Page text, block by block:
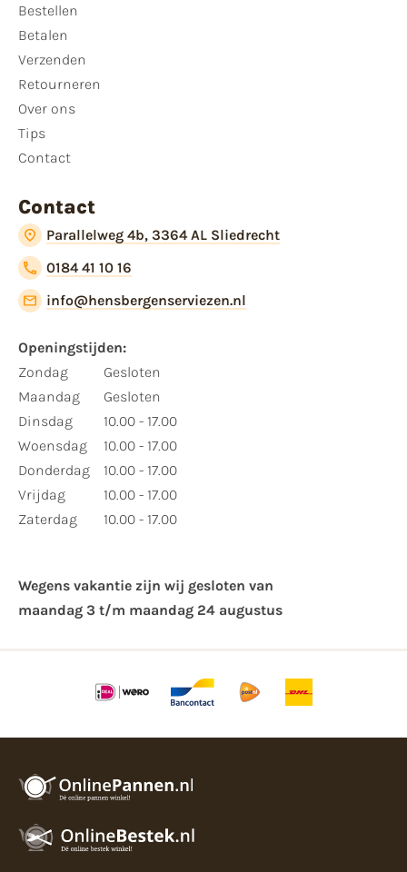
Bestellen
Betalen
Verzenden
Retourneren
Over ons
Tips
Contact
Contact
Parallelweg 4b, 3364 AL Sliedrecht
0184 41 10 16
info@hensbergenserviezen.nl
Openingstijden:
Zondag
Maandag
Dinsdag
Woensdag
Donderdag
Vrijdag
Zaterdag
Gesloten
Gesloten
10.00 - 17.00
10.00 - 17.00
10.00 - 17.00
10.00 - 17.00
10.00 - 17.00
Wegens vakantie zijn wij gesloten van ​
maandag 3 t/m maandag 24 augustus